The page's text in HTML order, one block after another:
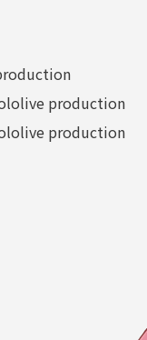
production
production